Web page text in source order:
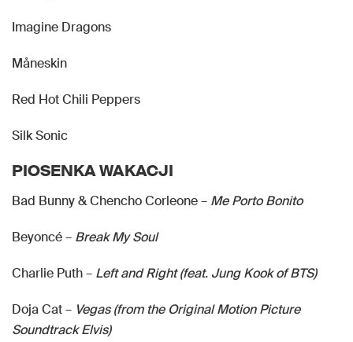
Imagine Dragons
Måneskin
Red Hot Chili Peppers
Silk Sonic
PIOSENKA WAKACJI
Bad Bunny & Chencho Corleone – Me Porto Bonito
Beyoncé – Break My Soul
Charlie Puth – Left and Right (feat. Jung Kook of BTS)
Doja Cat – Vegas (from the Original Motion Picture
Soundtrack Elvis)